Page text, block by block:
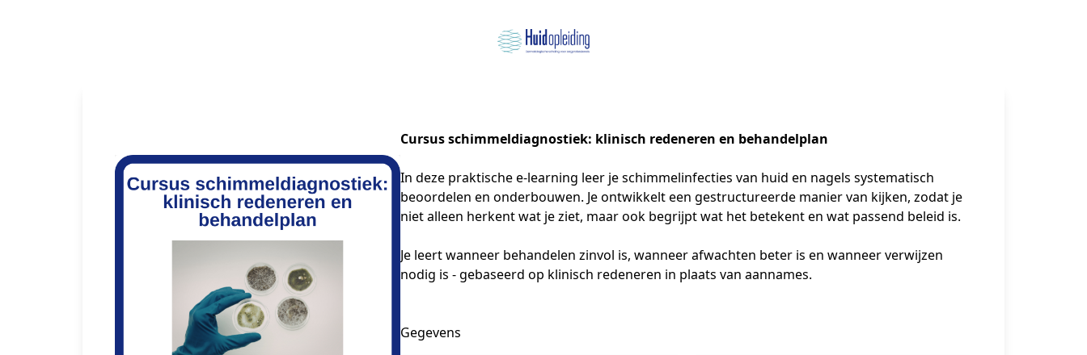
Cursus schimmeldiagnostiek: klinisch redeneren en behandelplan
In deze praktische e-learning leer je schimmelinfecties van huid en nagels systematisch
beoordelen en onderbouwen. Je ontwikkelt een gestructureerde manier van kijken, zodat je
niet alleen herkent wat je ziet, maar ook begrijpt wat het betekent en wat passend beleid is.
Je leert wanneer behandelen zinvol is, wanneer afwachten beter is en wanneer verwijzen
nodig is - gebaseerd op klinisch redeneren in plaats van aannames.
Gegevens